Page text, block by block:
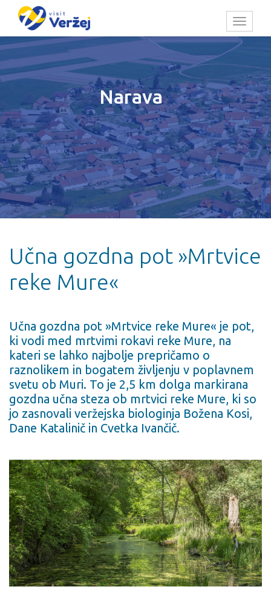
Toggle
Narava
Učna gozdna pot »Mrtvice
reke Mure«
Učna gozdna pot »Mrtvice reke Mure« je pot,
ki vodi med mrtvimi rokavi reke Mure, na
kateri se lahko najbolje prepričamo o
raznolikem in bogatem življenju v poplavnem
svetu ob Muri. To je 2,5 km dolga markirana
gozdna učna steza ob mrtvici reke Mure, ki so
jo zasnovali veržejska biologinja Božena Kosi,
Dane Katalinič in Cvetka Ivančič.